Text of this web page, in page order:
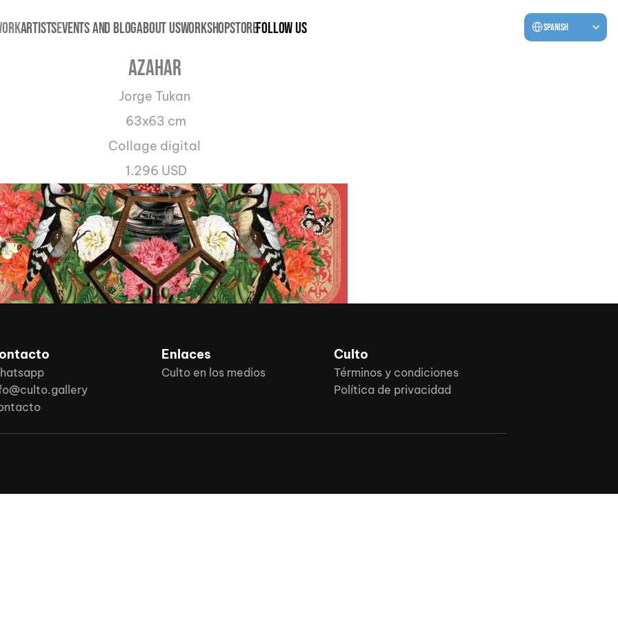
ARTISTSEVENTS AND BLOGABOUT USWORKSHOPSTOREFOLLOW US
Select Language
Spanish
Azahar
Jorge Tukan
63x63 cm
Collage digital
1.296 USD
Enlaces
Culto en los medios
Culto
Términos y condiciones
Política de privacidad